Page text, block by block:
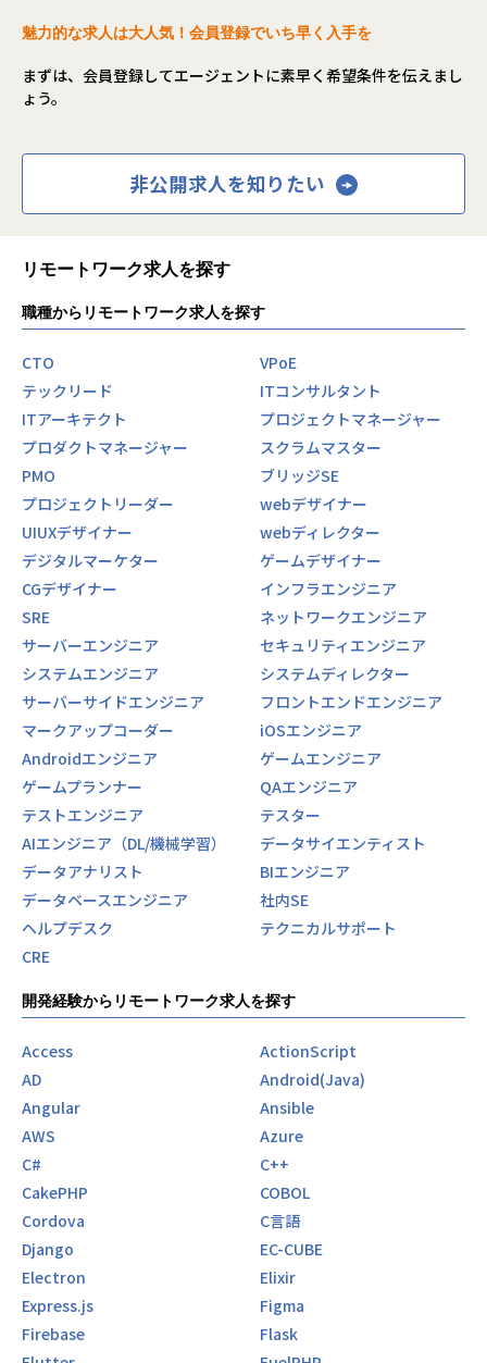
魅力的な求人は大人気！会員登録でいち早く入手を
まずは、会員登録してエージェントに素早く希望条件を伝えまし
ょう。
非公開求人を知りたい
リモートワーク求人を探す
職種からリモートワーク求人を探す
CTO
VPoE
テックリード
ITコンサルタント
ITアーキテクト
プロジェクトマネージャー
プロダクトマネージャー
スクラムマスター
PMO
ブリッジSE
プロジェクトリーダー
webデザイナー
UIUXデザイナー
webディレクター
デジタルマーケター
ゲームデザイナー
CGデザイナー
インフラエンジニア
SRE
ネットワークエンジニア
サーバーエンジニア
セキュリティエンジニア
システムエンジニア
システムディレクター
サーバーサイドエンジニア
フロントエンドエンジニア
マークアップコーダー
iOSエンジニア
Androidエンジニア
ゲームエンジニア
ゲームプランナー
QAエンジニア
テストエンジニア
テスター
AIエンジニア（DL/機械学習）
データサイエンティスト
データアナリスト
BIエンジニア
データベースエンジニア
社内SE
ヘルプデスク
テクニカルサポート
CRE
開発経験からリモートワーク求人を探す
Access
ActionScript
AD
Android(Java)
Angular
Ansible
AWS
Azure
C#
C++
CakePHP
COBOL
Cordova
C言語
Django
EC-CUBE
Electron
Elixir
Express.js
Figma
Firebase
Flask